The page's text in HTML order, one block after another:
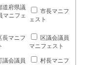
道府県議
マニフェ
市長マニフ
ェスト
長マニフ
区議会議員
マニフェスト
議会議員
村長マニフ